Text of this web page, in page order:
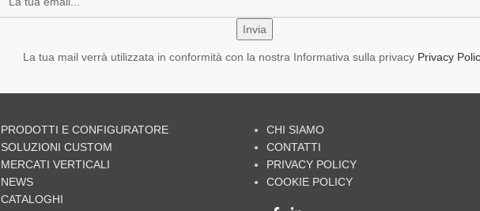
La tua mail verrà utilizzata in conformità con la nostra Informativa sulla privacy Privacy
PRODOTTI E CONFIGURATORE
SOLUZIONI CUSTOM
MERCATI VERTICALI
NEWS
CATALOGHI
CHI SIAMO
CONTATTI
PRIVACY POLICY
COOKIE POLICY